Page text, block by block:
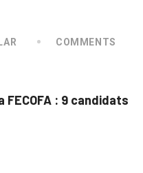
COMMENTS
FECOFA : 9 candidats